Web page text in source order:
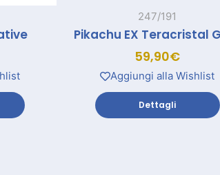
247/191
Pikachu EX Teracristal
59,90€
Aggiungi alla Wishlist
Dettagli